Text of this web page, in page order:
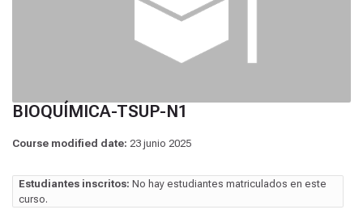
BIOQUÍMICA-TSUP-N1
Course modified date: 23 junio 2025
Estudiantes inscritos: No hay estudiantes matriculados en este
curso.